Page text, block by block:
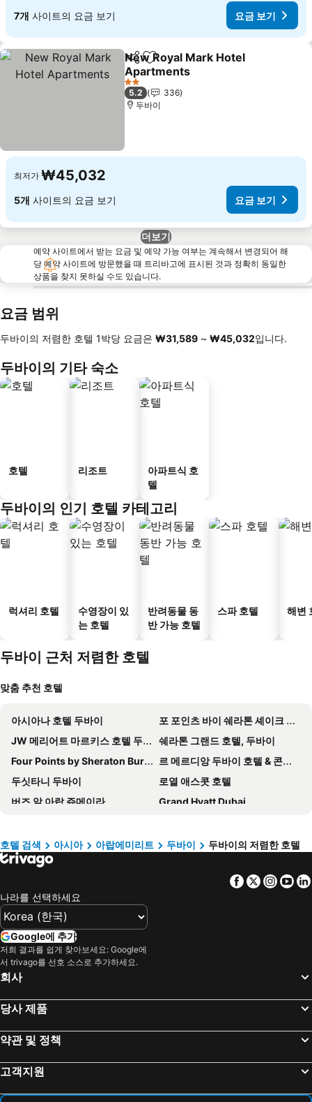
7개 사이트의 요금 보기 요금 보기
공유 즐겨찾기에 추가
New Royal Mark Hotel
Apartments
요금 보기
2 성급
5.2
336
두바이
최저가 ₩45,032
5개 사이트의 요금 보기 요금 보기
더보기
예약 사이트에서 받는 요금 및 예약 가능 여부는 계속해서 변경되어 해
당 예약 사이트에 방문했을 때 트리바고에 표시된 것과 정확히 동일한
상품을 찾지 못하실 수도 있습니다.
요금 범위
두바이의 저렴한 호텔 1박당 요금은 ‎₩31,589 ~ ‎₩45,032입니다.
두바이의 기타 숙소
호텔 리조트
아파트식 호
텔
두바이의 인기 호텔 카테고리
럭셔리 호텔
수영장이 있
는 호텔
반려동물 동
반 가능 호텔
스파 호텔 해변
두바이 근처 저렴한 호텔
맞춤 추천 호텔
아시아나 호텔 두바이
포 포인츠 바이 쉐라톤 셰이크 자예드 로드, 두바이
JW 메리어트 마르키스 호텔 두바이
쉐라톤 그랜드 호텔, 두바이
Four Points by Sheraton Bur Dubai
르 메르디앙 두바이 호텔 & 콘퍼런스 센터
두싯타니 두바이
로열 애스콧 호텔
버즈 알 아랍 쥬메이라
Grand Hyatt Dubai
Sleepover Terminal 3, Concourse A - formerly sleep 'n fly
Atlantis The Royal
페어몬트 더 팜
알 반다르 로타나
Holiday Inn & Suites Dubai Festival City By Ihg
Voco Dubai By Ihg
하얏트 리젠시 두바이 크리크 하이츠
주메이라 로타나
Marriott Hotel Al Jaddaf, Dubai
SLS Dubai Hotel & Residences Shangri-La Dubai
Hotel Boulevard, Autograph Collection
로브 다운타운 두바이
파크 레지스 크리스 킨 호텔 두바이
호텔 검색 아시아 아랍에미리트 두바이 두바이의 저렴한 호텔
Facebook
Twitter
나라를 선택하세요
Google에 추가
저희 결과를 쉽게 찾아보세요: Google에
서 trivago를 선호 소스로 추가하세요.
회사
당사 제품
약관 및 정책
고객지원